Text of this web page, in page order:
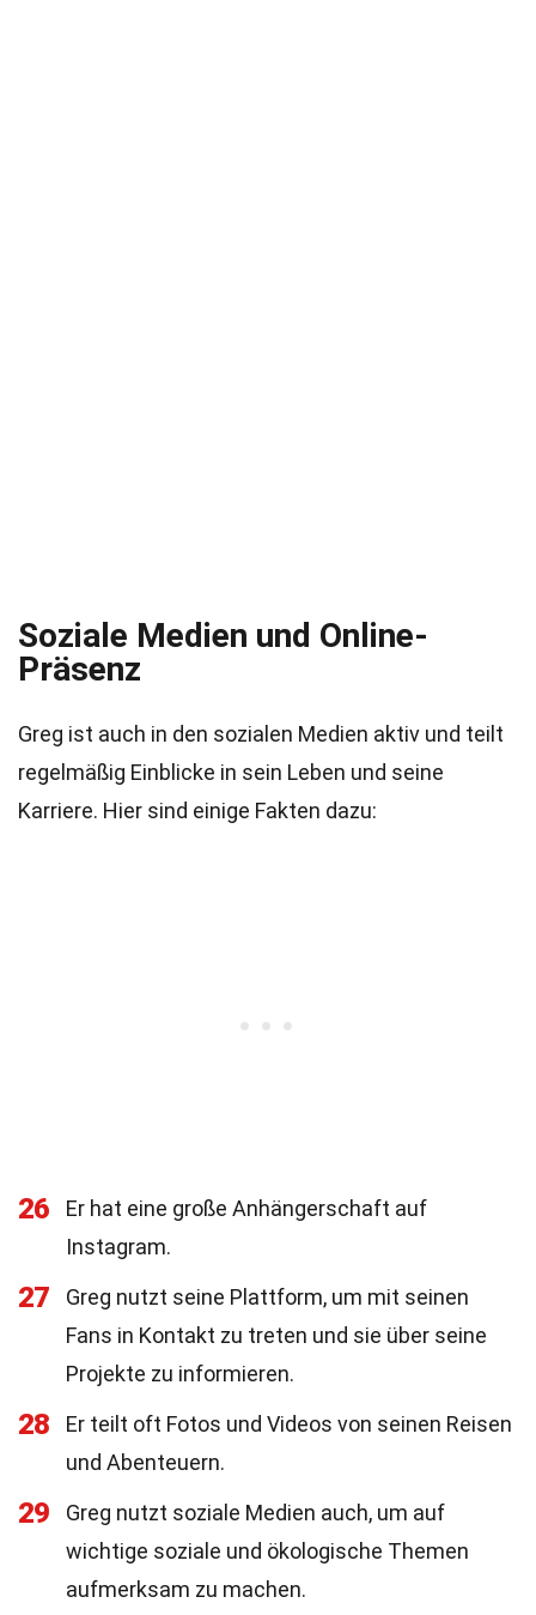
Soziale Medien und Online-
Präsenz
Greg ist auch in den sozialen Medien aktiv und teilt
regelmäßig Einblicke in sein Leben und seine
Karriere. Hier sind einige Fakten dazu:
26
Er hat eine große Anhängerschaft auf
Instagram.
27
Greg nutzt seine Plattform, um mit seinen
Fans in Kontakt zu treten und sie über seine
Projekte zu informieren.
28
Er teilt oft Fotos und Videos von seinen Reisen
und Abenteuern.
29
Greg nutzt soziale Medien auch, um auf
wichtige soziale und ökologische Themen
aufmerksam zu machen.